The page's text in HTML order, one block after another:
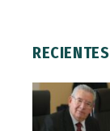
RECIENTES